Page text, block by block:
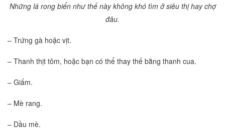
Những lá rong biển như thế này không khó tìm ở siêu thị hay chợ
đâu.
– Trứng gà hoặc vịt.
– Thanh thịt tôm, hoặc bạn có thể thay thế bằng thanh cua.
– Giấm.
– Mè rang.
– Dầu mè.